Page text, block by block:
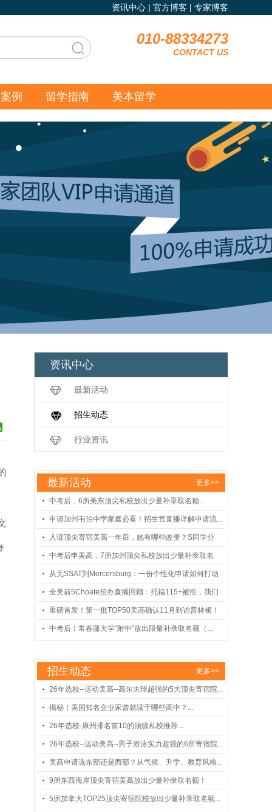
资讯中心 | 官方博客 | 专家博客
010-88334273
CONTACT US
例 留学指南 美本留学
资讯中心
最新活动
招生动态
行业资讯
最新活动 更多>>
中考后，6所美东顶尖私校放出少量补录取名额...
申请加州韦伯中学家庭必看！招生官直播详解申请流...
入读顶尖寄宿美高一年后，她有哪些改变？S同学分
享...中考后申美高，7所加州顶尖私校放出少量补录取名
额... 从无SSAT到Mercersburg：一份个性化申请如何打动
招...全美前5Choate招办直播回顾：托福115+被拒，我们
到...重磅首发！第一批TOP50美高确认11月到访普林顿！
（...中考后！常春藤大学“附中”放出限量补录取名额（...
招生动态 更多>>
26年选校--运动美高--高尔夫球超强的5大顶尖寄宿院...
揭秘！美国知名企业家曾就读于哪些高中？...
26年选校-康州排名前10的顶级私校推荐...
26年选校--运动美高--男子游泳实力超强的6所寄宿院...
美高申请选东部还是西部？从气候、升学、教育风格...
9所东西海岸顶尖寄宿美高放出少量补录取名额！
（含...5所加拿大TOP25顶尖寄宿院校放出少量补录取名额...